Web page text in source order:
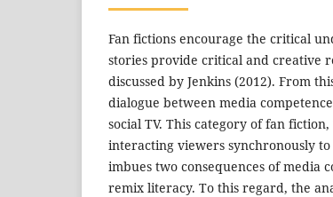
Fan fictions encourage the critical
stories provide critical and creative
discussed by Jenkins (2012). From
dialogue between media
social TV. This category of fan
interacting viewers synchronously
imbues two consequences of media
remix literacy. To this regard, the